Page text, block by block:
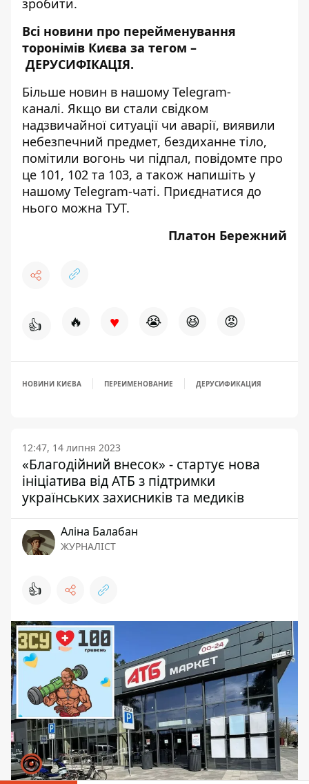
зробити.
Всі новини про перейменування
торонімів Києва за тегом –
ДЕРУСИФІКАЦІЯ.
Більше новин в нашому Telegram-
каналі. Якщо ви стали свідком
надзвичайної ситуації чи аварії, виявили
небезпечний предмет, бездиханне тіло,
помітили вогонь чи підпал, повідомте про
це 101, 102 та 103, а також напишіть у
нашому Telegram-чаті. Приєднатися до
нього можна ТУТ.
Платон Бережний
👍 🔥 ♥ 😭 😆 😡
НОВИНИ КИЄВА ПЕРЕИМЕНОВАНИЕ ДЕРУСИФИКАЦИЯ
12:47, 14 липня 2023
«Благодійний внесок» - стартує нова
ініціатива від АТБ з підтримки
українських захисників та медиків
Аліна Балабан
ЖУРНАЛІСТ
👍